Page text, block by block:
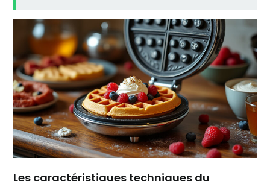
Les caractéristiques techniques du